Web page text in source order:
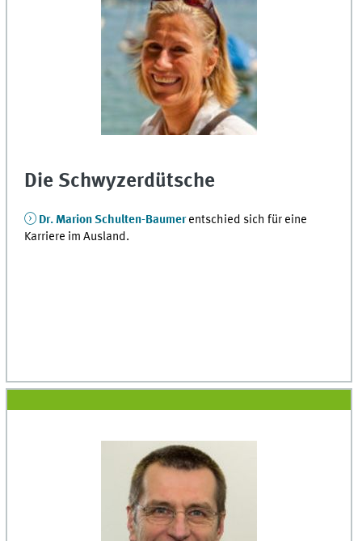
Die Schwyzerdütsche
Dr. Marion Schulten-Baumerentschied sich für eine
Karriere im Ausland.